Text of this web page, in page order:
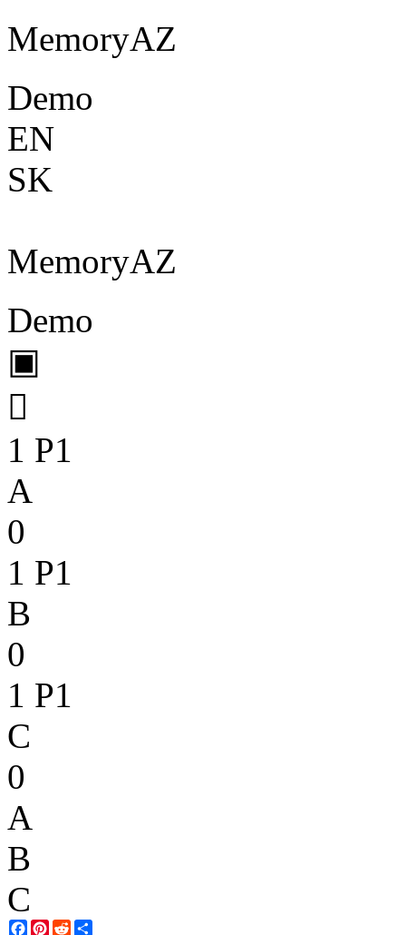
MemoryAZ
Demo
EN
SK
MemoryAZ
Demo
▣

1 P1
A
0
1 P1
B
0
1 P1
C
0
A
B
C
Facebook
Pinterest
Reddit